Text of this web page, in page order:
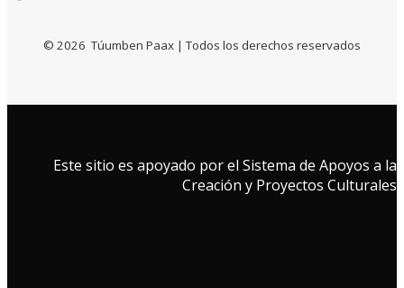
© 2026 Túumben Paax | Todos los derechos reservados
Este sitio es apoyado por el Sistema de Apoyos a la
Creación y Proyectos Culturales